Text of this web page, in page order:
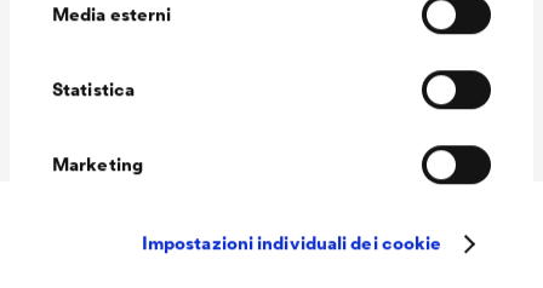
Media esterni
Statistica
Marketing
Impostazioni individuali dei cookie